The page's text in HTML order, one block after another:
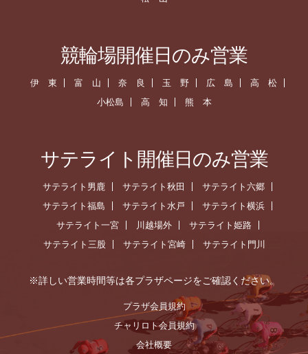
競輪場開催日のみ営業
伊 東 富 山 奈 良 玉 野 広 島
高 松
小松島
高 知 熊 本
サテライト開催日のみ営業
サテライト男鹿 サテライト秋田
サテライト六郷
サテライト福島
サテライト水戸
サテライト横浜
サテライト一宮
川越場外
サテライト姫路
サテライト三股
サテライト宮崎 サテライト門川
※詳しい営業時間等は各プラザページをご確認ください。
プラザ会員規約
チャリロト会員規約
会社概要